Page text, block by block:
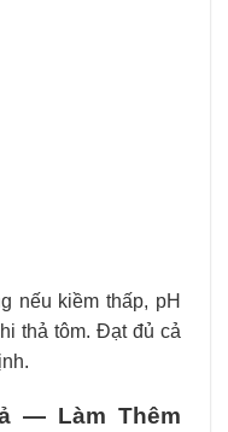
nếu kiềm thấp, pH
thả tôm. Đạt đủ cả
— Làm Thêm